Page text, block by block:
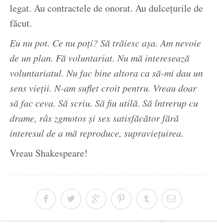
legat. Au contractele de onorat. Au dulcețurile de
făcut.
Eu nu pot. Ce nu poți? Să trăiesc așa. Am nevoie
de un plan. Fă voluntariat. Nu mă interesează
voluntariatul. Nu fac bine altora ca să-mi dau un
sens vieții. N-am suflet croit pentru. Vreau doar
să fac ceva. Să scriu. Să fiu utilă. Să întrerup cu
drame, râs zgmotos și sex satisfăcător fără
interesul de a mă reproduce, supraviețuirea.
Vreau Shakespeare!